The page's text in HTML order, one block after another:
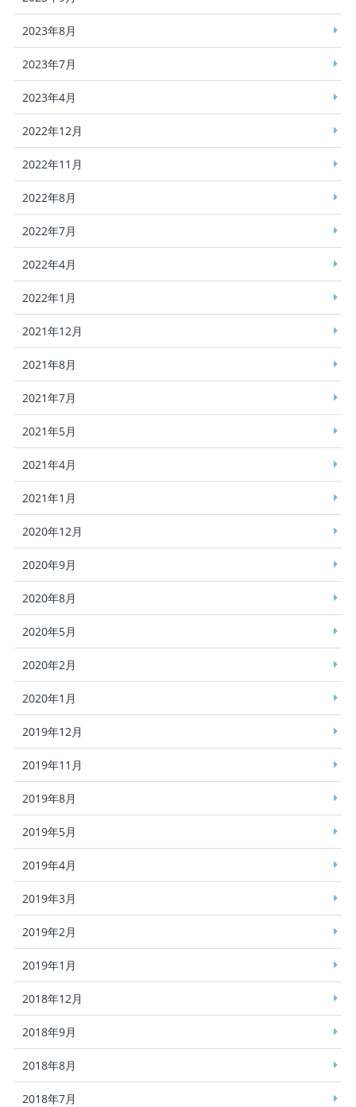
2023年8月
2023年7月
2023年4月
2022年12月
2022年11月
2022年8月
2022年7月
2022年4月
2022年1月
2021年12月
2021年8月
2021年7月
2021年5月
2021年4月
2021年1月
2020年12月
2020年9月
2020年8月
2020年5月
2020年2月
2020年1月
2019年12月
2019年11月
2019年8月
2019年5月
2019年4月
2019年3月
2019年2月
2019年1月
2018年12月
2018年9月
2018年8月
2018年7月